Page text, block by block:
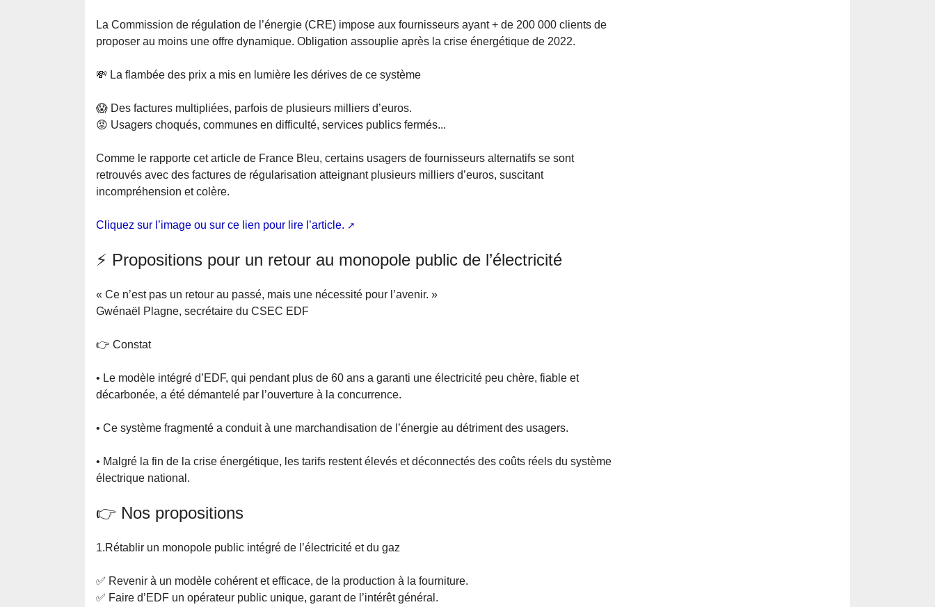
La Commission de régulation de l’énergie (CRE) impose aux fournisseurs ayant + de 200 000 clients de
proposer au moins une offre dynamique. Obligation assouplie après la crise énergétique de 2022.
💸 La flambée des prix a mis en lumière les dérives de ce système
😱 Des factures multipliées, parfois de plusieurs milliers d’euros.
😡 Usagers choqués, communes en difficulté, services publics fermés...
Comme le rapporte cet article de France Bleu, certains usagers de fournisseurs alternatifs se sont
retrouvés avec des factures de régularisation atteignant plusieurs milliers d’euros, suscitant
incompréhension et colère.
Cliquez sur l’image ou sur ce lien pour lire l’article.
⚡ Propositions pour un retour au monopole public de l’électricité
« Ce n’est pas un retour au passé, mais une nécessité pour l’avenir. »
Gwénaël Plagne, secrétaire du CSEC EDF
👉 Constat
• Le modèle intégré d’EDF, qui pendant plus de 60 ans a garanti une électricité peu chère, fiable et
décarbonée, a été démantelé par l’ouverture à la concurrence.
• Ce système fragmenté a conduit à une marchandisation de l’énergie au détriment des usagers.
• Malgré la fin de la crise énergétique, les tarifs restent élevés et déconnectés des coûts réels du système
électrique national.
👉 Nos propositions
1.Rétablir un monopole public intégré de l’électricité et du gaz
✅ Revenir à un modèle cohérent et efficace, de la production à la fourniture.
✅ Faire d’EDF un opérateur public unique, garant de l’intérêt général.